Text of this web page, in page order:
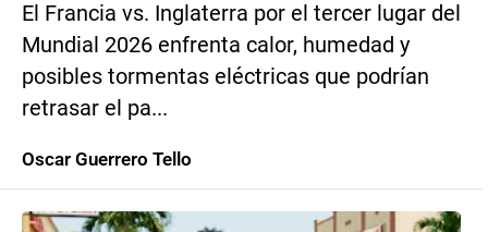
El Francia vs. Inglaterra por el tercer lugar del
Mundial 2026 enfrenta calor, humedad y
posibles tormentas eléctricas que podrían
retrasar el pa...
Oscar Guerrero Tello